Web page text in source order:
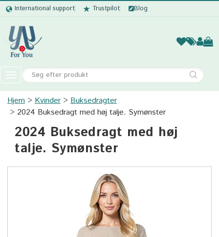
International support Trustpilot Blog
Kvinder
Toggle
navigation
Kvinder
Børn
Hjem Kvinder
Buksedragter
2024 Buksedragt med høj talje. Symønster
2024 Buksedragt med høj
talje. Symønster